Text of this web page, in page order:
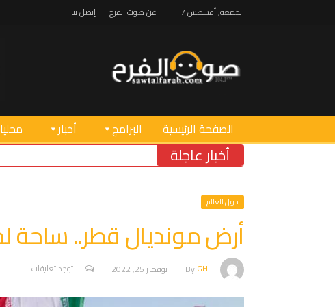
الجمعة, أغسطس 7 عن صوت الفرح إتصل بنا
الصفحة الرئيسية البرامج أخبار
أخبار عاجلة بو
حول العالم
أرض مونديال قطر.. ساحة
ByGH نوفمبر 25, 2022 لا توجد تعليقات